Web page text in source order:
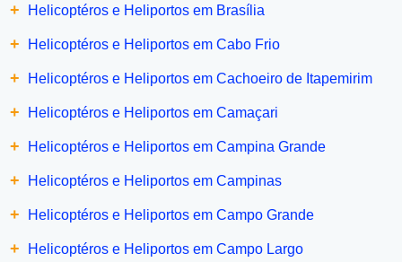
+ Helicoptéros e Heliportos em Brasília
+ Helicoptéros e Heliportos em Cabo Frio
+ Helicoptéros e Heliportos em Cachoeiro de Itapemirim
+ Helicoptéros e Heliportos em Camaçari
+ Helicoptéros e Heliportos em Campina Grande
+ Helicoptéros e Heliportos em Campinas
+ Helicoptéros e Heliportos em Campo Grande
+ Helicoptéros e Heliportos em Campo Largo